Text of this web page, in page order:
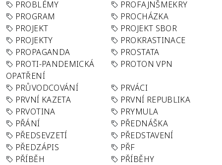
PROBLÉMY
PROFAJNŠMEKRY
PROGRAM
PROCHÁZKA
PROJEKT
PROJEKT SBOR
PROJEKTY
PROKRASTINACE
PROPAGANDA
PROSTATA
PROTI-PANDEMICKÁ
OPATŘENÍ
PROTON VPN
PRŮVODCOVÁNÍ
PRVÁCI
PRVNÍ KAZETA
PRVNÍ REPUBLIKA
PRVOTINA
PRYMULA
PŘÁNÍ
PŘEDNÁŠKA
PŘEDSEVZETÍ
PŘEDSTAVENÍ
PŘEDZÁPIS
PŘF
PŘÍBĚH
PŘÍBĚHY